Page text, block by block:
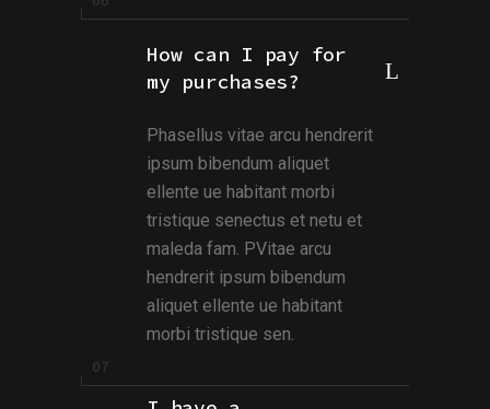
How can I pay for
my purchases?
Phasellus vitae arcu hendrerit
ipsum bibendum aliquet
ellente ue habitant morbi
tristique senectus et netu et
maleda fam. PVitae arcu
hendrerit ipsum bibendum
aliquet ellente ue habitant
morbi tristique sen.